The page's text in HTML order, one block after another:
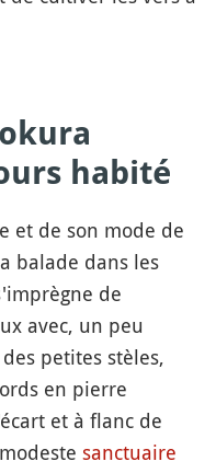
habité
et de son mode de
balade dans les
de
avec, un peu
petites stèles,
en pierre
et à flanc de
sanctuaire